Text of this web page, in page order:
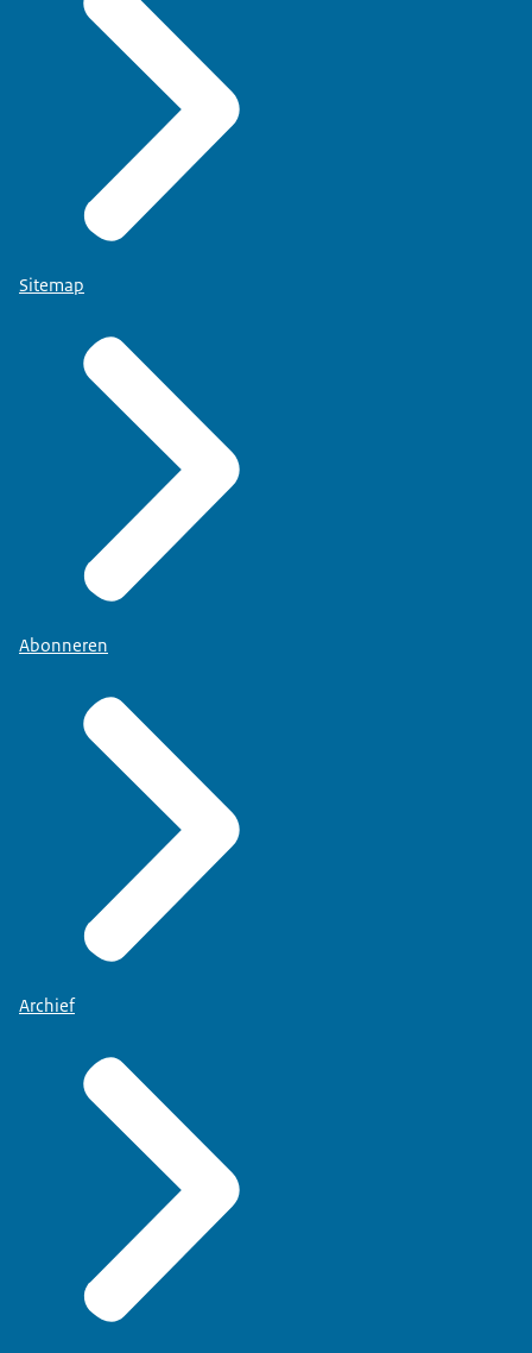
Sitemap
Abonneren
Archief